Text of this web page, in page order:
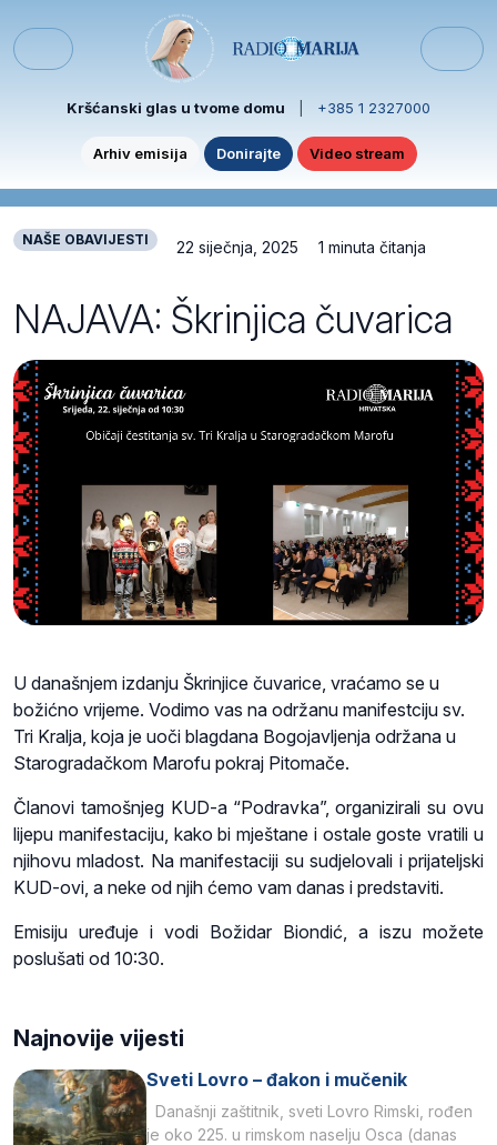
Menu
Kršćanski glas u tvome domu +385 1 2327000
Arhiv emisija Donirajte Video stream
NAŠE OBAVIJESTI 22 siječnja, 2025 1 minuta čitanja
NAJAVA: Škrinjica čuvarica
U današnjem izdanju Škrinjice čuvarice, vraćamo se u
božićno vrijeme. Vodimo vas na održanu manifestciju sv.
Tri Kralja, koja je uoči blagdana Bogojavljenja održana u
Starogradačkom Marofu pokraj Pitomače.
Članovi tamošnjeg KUD-a “Podravka”, organizirali su ovu
lijepu manifestaciju, kako bi mještane i ostale goste vratili u
njihovu mladost. Na manifestaciji su sudjelovali i prijateljski
KUD-ovi, a neke od njih ćemo vam danas i predstaviti.
Emisiju uređuje i vodi Božidar Biondić, a iszu možete
poslušati od 10:30.
Najnovije vijesti
Sveti Lovro – đakon i mučenik
Današnji zaštitnik, sveti Lovro Rimski, rođen
je oko 225. u rimskom naselju Osca (danas